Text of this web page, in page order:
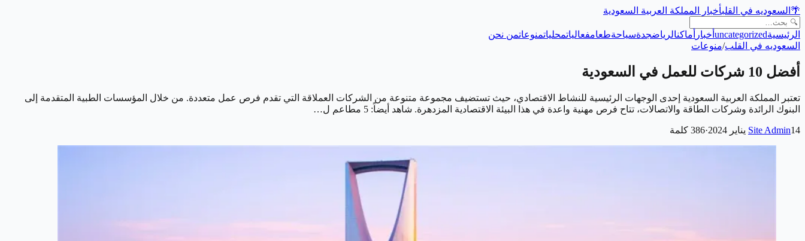
🌴 السعوديه في القلبأخبار المملكة العربية السعودية
الرئيسيةuncategorized أخبار أماكنالرياضجدةسياحةطعامفعالياتمحلياتمنوعاتمن نحن
السعوديه في القلب/منوعات
أفضل 10 شركات للعمل في السعودية
تعتبر المملكة العربية السعودية إحدى الوجهات الرئيسية للنشاط الاقتصادي، حيث تستضيف مجموعة متنوعة من الشركات العملاقة التي تقدم فرص عمل متعددة. من خلال المؤسسات الطبية المتقدمة إلى
البنوك الرائدة وشركات الطاقة والاتصالات، تتاح فرص مهنية واعدة في هذا البيئة الاقتصادية المزدهرة. شاهد أيضاً: 5 مطاعم ل…
Site Admin14 يناير 2024 ·
386 كلمة